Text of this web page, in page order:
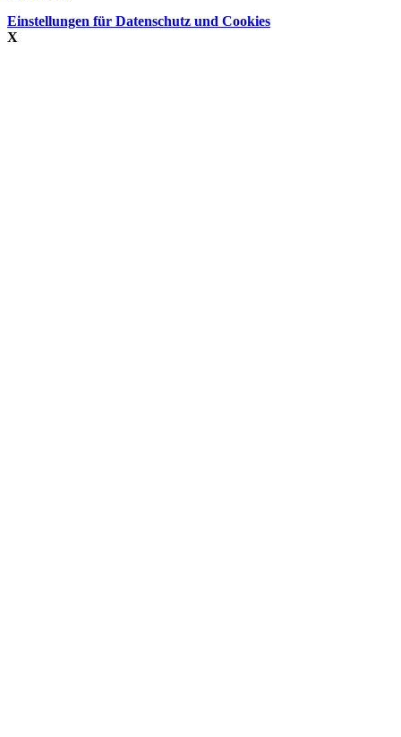
Einstellungen für Datenschutz und Cookies
X